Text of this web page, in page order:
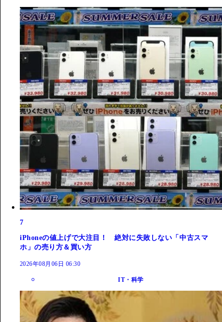
7
iPhoneの値上げで大注目！ 絶対に失敗しない「中古スマ
ホ」の売り方＆買い方
2026年08月06日 06:30
IT・科学